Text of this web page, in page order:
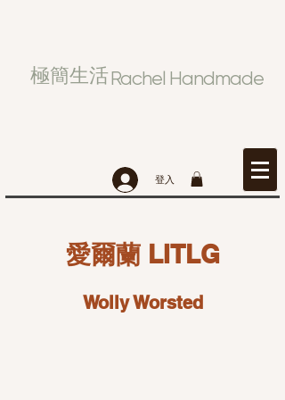
極簡生活Rachel Handmade
登入
​愛爾蘭 LITLG
​Wolly Worsted